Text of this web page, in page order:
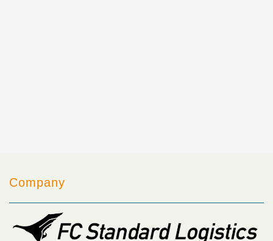
Company